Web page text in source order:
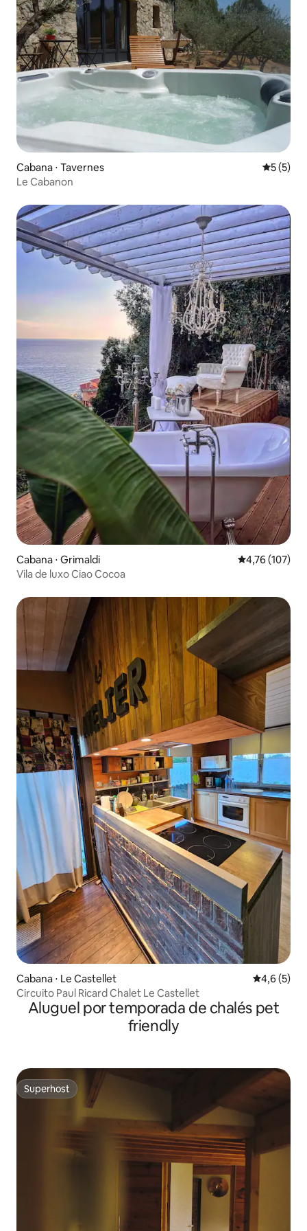
Cabana ⋅ Tavernes 5 de
5 (5)
Le Cabanon
Cabana ⋅ Grimaldi 4,76 de uma
4,76 (107)
Vila de luxo Ciao Cocoa
Cabana ⋅ Le Castellet 4,6 de
4,6 (5)
Circuito Paul Ricard Chalet Le Castellet
Aluguel por temporada de chalés pet
friendly
Superhost
Superhost